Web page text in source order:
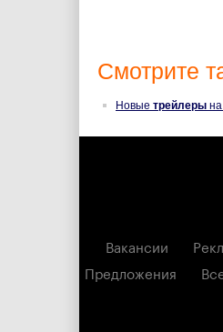
Смотрите
Новые трейлеры
Вакансии
Предложения